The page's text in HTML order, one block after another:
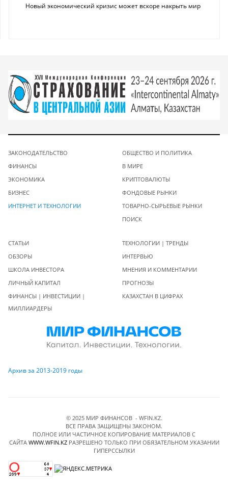
Новый экономический кризис может вскоре накрыть мир
ЗАКОНОДАТЕЛЬСТВО
ФИНАНСЫ
ЭКОНОМИКА
БИЗНЕС
ИНТЕРНЕТ И ТЕХНОЛОГИИ
ОБЩЕСТВО И ПОЛИТИКА
В МИРЕ
КРИПТОВАЛЮТЫ
ФОНДОВЫЕ РЫНКИ
ТОВАРНО-СЫРЬЕВЫЕ РЫНКИ
ПОИСК
СТАТЬИ
ОБЗОРЫ
ШКОЛА ИНВЕСТОРА
ЛИЧНЫЙ КАПИТАЛ
ФИНАНСЫ | ИНВЕСТИЦИИ |
МИЛЛИАРДЕРЫ
ТЕХНОЛОГИИ | ТРЕНДЫ
ИНТЕРВЬЮ
МНЕНИЯ И КОММЕНТАРИИ
ПРОГНОЗЫ
КАЗАХСТАН В ЦИФРАХ
Архив за 2013-2019 годы
© 2025 МИР ФИНАНСОВ - WFIN.KZ.
ВСЕ ПРАВА ЗАЩИЩЕНЫ ЗАКОНОМ.
ПОЛНОЕ ИЛИ ЧАСТИЧНОЕ КОПИРОВАНИЕ МАТЕРИАЛОВ C
САЙТА WWW.WFIN.KZРАЗРЕШЕНО ТОЛЬКО ПРИ ОБЯЗАТЕЛЬНОМ УКАЗАНИИ
ГИПЕРССЫЛКИ